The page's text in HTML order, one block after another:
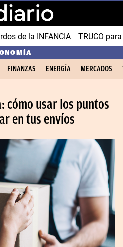
de la INFANCIA TRUCO
FINANZAS ENERGÍA MERCADOS
cómo usar los puntos
en tus envíos